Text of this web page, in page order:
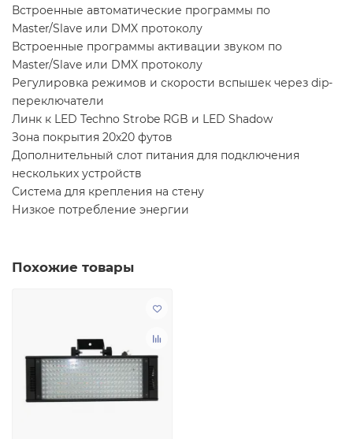
Встроенные автоматические программы по
Master/Slave или DMX протоколу
Встроенные программы активации звуком по
Master/Slave или DMX протоколу
Регулировка режимов и скорости вспышек через dip-
переключатели
Линк к LED Techno Strobe RGB и LED Shadow
Зона покрытия 20х20 футов
Дополнительный слот питания для подключения
нескольких устройств
Система для крепления на стену
Низкое потребление энергии
Похожие товары